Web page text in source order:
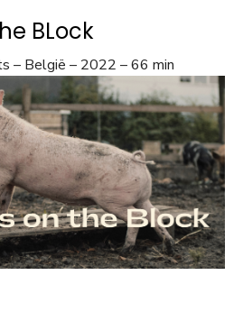
BLock
– België – 2022 – 66 min